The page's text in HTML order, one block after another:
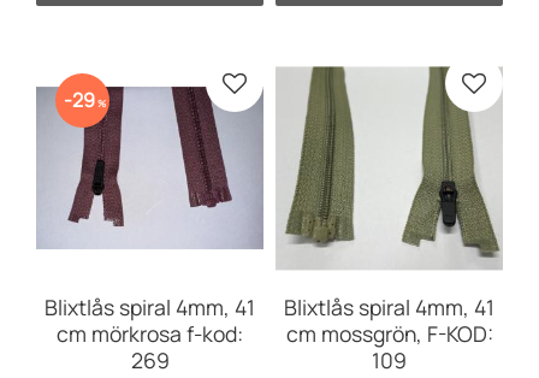
Blixtlås spiral 4mm, 41
cm mörkrosa f-kod:
269
29% Zu Favoriten hinzufügen
Blixtlås spiral 4mm, 41
cm mossgrön, F-KOD:
109
Zu